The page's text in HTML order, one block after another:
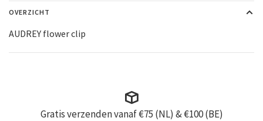
OVERZICHT
AUDREY flower clip
Gratis verzenden vanaf €75 (NL) & €100 (BE)